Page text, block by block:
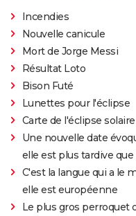
Incendies
Nouvelle canicule
Mort de Jorge Messi
Résultat Loto
Bison Futé
Lunettes pour l'éclipse
Carte de l'éclipse
Une nouvelle date
elle est plus tardive
C'est la langue qui a le
elle est européenne
Le plus gros perroquet